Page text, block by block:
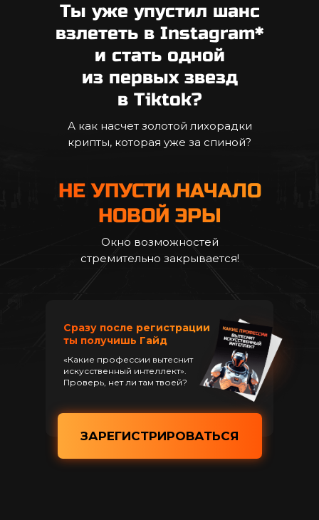
Ты уже упустил шанс
взлететь в Instagram*
и cтать одной
из первых звезд
в Tiktok?
А как насчет золотой лихорадки
крипты, которая уже за спиной?
НЕ УПУСТИ НАЧАЛО
НОВОЙ ЭРЫ
Окно возможностей
стремительно закрывается!
«Какие профессии вытеснит
искусственный интеллект».
Проверь, нет ли там твоей?
Сразу после регистрации
ты получишь Гайд
ЗАРЕГИСТРИРОВАТЬСЯ